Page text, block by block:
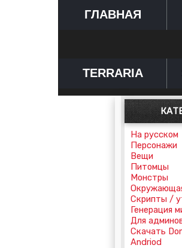
ГЛАВНАЯ
TERRARIA
На русском
Персонажи
Вещи
Питомцы
Монстры
Скрипты /
Генерация
Для
Скачать
Andriod